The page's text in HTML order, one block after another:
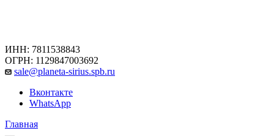
ИНН: 7811538843
ОГРН: 1129847003692
sale@planeta-sirius.spb.ru
Вконтакте
WhatsApp
Главная